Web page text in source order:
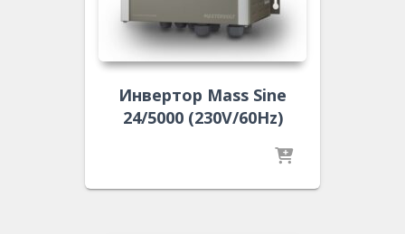
Инвертор Mass Sine
24/5000 (230V/60Hz)